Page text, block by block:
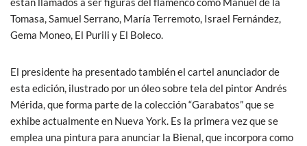
k
p
Tomasa, Samuel Serrano, María Terremoto, Israel Fernández,
Gema Moneo, El Purili y El Boleco.
El presidente ha presentado también el cartel anunciador de
esta edición, ilustrado por un óleo sobre tela del pintor Andrés
Mérida, que forma parte de la colección “Garabatos” que se
exhibe actualmente en Nueva York. Es la primera vez que se
emplea una pintura para anunciar la Bienal, que incorpora como